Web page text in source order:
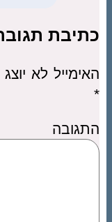
כתיבת
האימייל לא
*